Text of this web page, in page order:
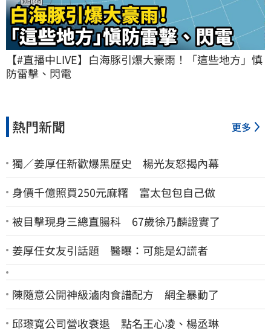
【#直播中LIVE】白海豚引爆大豪雨！「這些地方」慎
防雷擊、閃電
熱門新聞 更多
獨／姜厚任新歡爆黑歷史 楊光友怒揭內幕
身價千億照買250元麻糬 富太包包自己做
被目擊現身三總直腸科 67歲徐乃麟證實了
姜厚任女友引話題 醫曝：可能是幻謊者
陳隨意公開神級滷肉食譜配方 網全暴動了
邱瓈寬公司營收衰退 點名王心凌、楊丞琳